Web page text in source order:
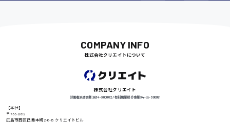
COMPANY INFO
株式会社クリエイトについて
株式会社クリエイト
労働者派遣事業 派34-300062 / 有料職業紹介事業 34-ユ-300091
【本社】
〒733-0812
広島市西区己斐本町2-6-18 クリエイトビル